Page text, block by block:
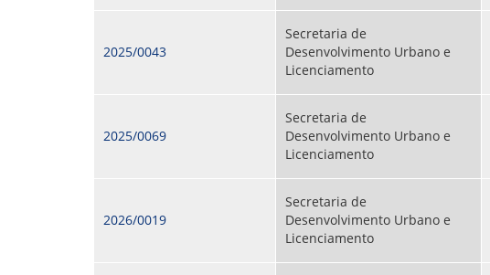
2025/0043
Secretaria de
Desenvolvimento Urbano e
Licenciamento
2025/0069
Secretaria de
Desenvolvimento Urbano e
Licenciamento
2026/0019
Secretaria de
Desenvolvimento Urbano e
Licenciamento